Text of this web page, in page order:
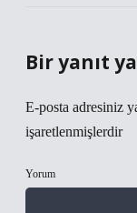
Bir yanıt
E-posta adresiniz
işaretlenmişlerdir
Yorum